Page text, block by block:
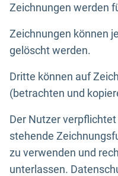
Zeichnungen werden
Zeichnungen können
gelöscht werden.
Dritte können auf
(betrachten und
Der Nutzer
stehende
zu verwenden und
unterlassen.